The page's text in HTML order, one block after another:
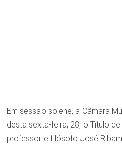
Em sessão solene, a Câmara
desta sexta-feira, 28, o Título
professor e filósofo José